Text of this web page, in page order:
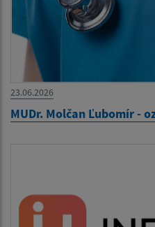
23.06.2026
MUDr. Molčan Ľubomír -